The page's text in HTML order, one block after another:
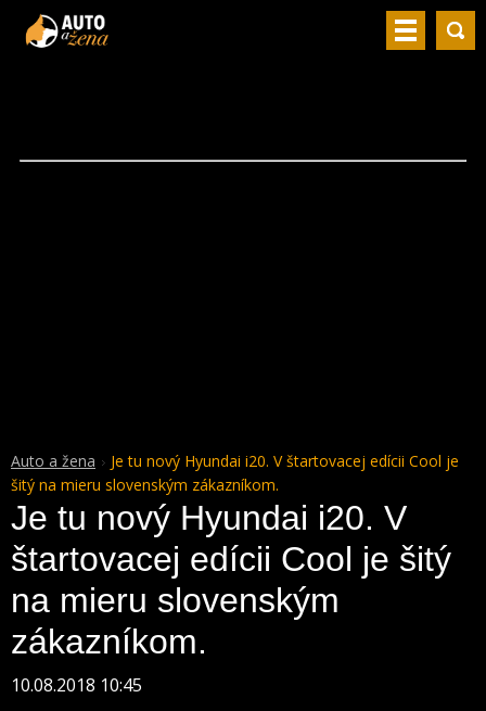
Auto a žena
Je tu nový Hyundai i20. V štartovacej edícii Cool je
šitý na mieru slovenským zákazníkom.
Je tu nový Hyundai i20. V
štartovacej edícii Cool je šitý
na mieru slovenským
zákazníkom.
10.08.2018 10:45